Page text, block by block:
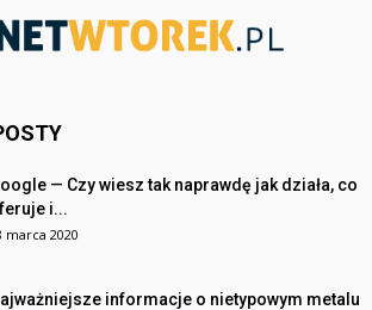
— Czy wiesz tak naprawdę jak działa, co
i...
marca 2020
informacje o nietypowym metalu